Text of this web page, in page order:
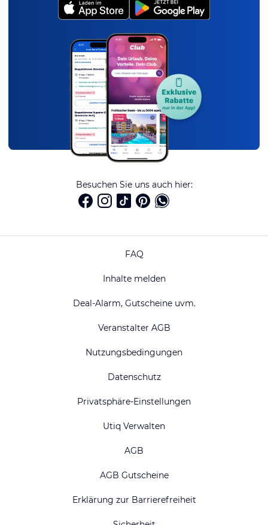
Besuchen Sie uns auch hier:
FAQ
Inhalte melden
Deal-Alarm, Gutscheine uvm.
Veranstalter AGB
Nutzungsbedingungen
Datenschutz
Privatsphäre-Einstellungen
Utiq Verwalten
AGB
AGB Gutscheine
Erklärung zur Barrierefreiheit